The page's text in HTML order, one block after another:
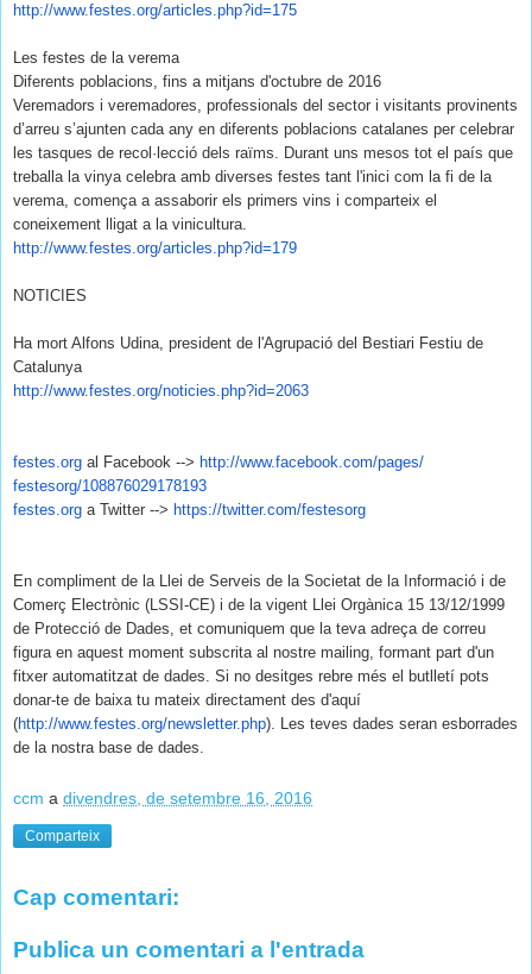
http://www.festes.org/articles.php?id=175
Les festes de la verema
Diferents poblacions, fins a mitjans d'octubre de 2016
Veremadors i veremadores, professionals del sector i visitants provinents
d’arreu s’ajunten cada any en diferents poblacions catalanes per celebrar
les tasques de recol·lecció dels raïms. Durant uns mesos tot el país que
treballa la vinya celebra amb diverses festes tant l'inici com la fi de la
verema, comença a assaborir els primers vins i comparteix el
coneixement lligat a la vinicultura.
http://www.festes.org/articles.php?id=179
NOTICIES
Ha mort Alfons Udina, president de l'Agrupació del Bestiari Festiu de
Catalunya
http://www.festes.org/noticies.php?id=2063
festes.org al Facebook --> http://www.facebook.com/pages/
festesorg/108876029178193
festes.org a Twitter --> https://twitter.com/festesorg
En compliment de la Llei de Serveis de la Societat de la Informació i de
Comerç Electrònic (LSSI-CE) i de la vigent Llei Orgànica 15 13/12/1999
de Protecció de Dades, et comuniquem que la teva adreça de correu
figura en aquest moment subscrita al nostre mailing, formant part d'un
fitxer automatitzat de dades. Si no desitges rebre més el butlletí pots
donar-te de baixa tu mateix directament des d'aquí
(http://www.festes.org/newsletter.php). Les teves dades seran esborrades
de la nostra base de dades.
ccm a divendres, de setembre 16, 2016
Comparteix
Cap comentari:
Publica un comentari a l'entrada